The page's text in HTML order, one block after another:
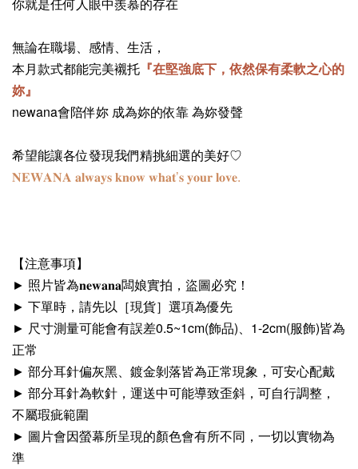
你就是任何人眼中羨慕的存在
無論在職場、感情、生活，
本月款式都能完美襯托 『在堅強底下，依然保有柔軟之心的
妳』
newana會陪伴妳 成為妳的依靠 為妳發聲
希望能讓各位發現我們精挑細選的美好♡
𝐍𝐄𝐖𝐀𝐍𝐀 𝐚𝐥𝐰𝐚𝐲𝐬 𝐤𝐧𝐨𝐰 𝐰𝐡𝐚𝐭’𝐬 𝐲𝐨𝐮𝐫 𝐥𝐨𝐯𝐞.
【注意事項】
► 照片皆為𝐧𝐞𝐰𝐚𝐧𝐚闆娘實拍，盜圖必究！
► 下單時，請先以［現貨］選項為優先
► 尺寸測量可能會有誤差0.5~1cm(飾品)、1-2cm(服飾)皆為
正常
► 部分耳針偏灰黑、鍍金剝落皆為正常現象，可安心配戴
► 部分耳針為軟針，運送中可能導致歪斜，可自行調整，
不屬瑕疵範圍
► 圖片會因螢幕所呈現的顏色會有所不同，一切以實物為
準